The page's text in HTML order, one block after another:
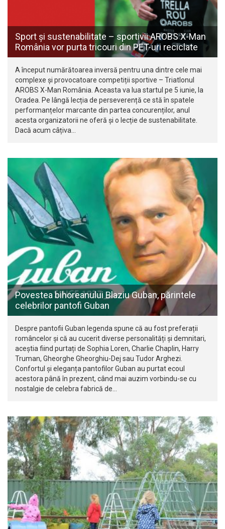
Sport și sustenabilitate – sportivii AROBS X-Man
România vor purta tricouri din PET-uri reciclate
A început numărătoarea inversă pentru una dintre cele mai
complexe și provocatoare competiții sportive – Triatlonul
AROBS X-Man România. Aceasta va lua startul pe 5 iunie, la
Oradea. Pe lângă lecția de perseverență ce stă în spatele
performanțelor marcante din partea concurenților, anul
acesta organizatorii ne oferă și o lecție de sustenabilitate.
Dacă acum câțiva…
Povestea bihoreanului Blaziu Guban, părintele
celebrilor pantofi Guban
Despre pantofii Guban legenda spune că au fost preferații
româncelor și că au cucerit diverse personalități și demnitari,
aceștia fiind purtați de Sophia Loren, Charlie Chaplin, Harry
Truman, Gheorghe Gheorghiu-Dej sau Tudor Arghezi.
Confortul și eleganța pantofilor Guban au purtat ecoul
acestora până în prezent, când mai auzim vorbindu-se cu
nostalgie de celebra fabrică de…